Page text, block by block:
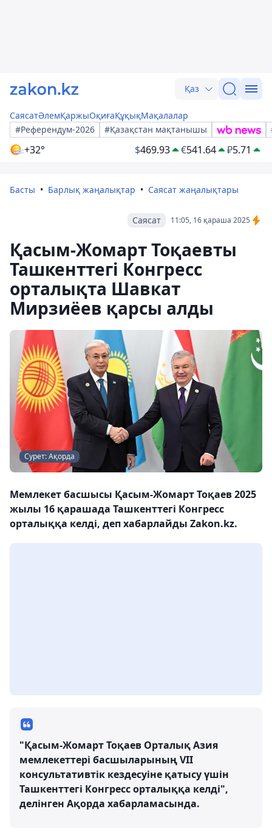
Қаз
СаясатӘлемҚаржыОқиғаҚұқықМақалалар
#Референдум-2026
#Қазақстан мақтанышы
+32° $469.93 €541.64 ₽5.71
Басты Барлық жаңалықтар Саясат жаңалықтары
11:05, 16 қараша 2025
Саясат
Қасым-Жомарт Тоқаевты
Ташкенттегі Конгресс
орталықта Шавкат
Мирзиёев қарсы алды
Сурет: Ақорда
Мемлекет басшысы Қасым-Жомарт Тоқаев 2025
жылы 16 қарашада Ташкенттегі Конгресс
орталыққа келді, деп хабарлайды Zakon.kz.
"Қасым-Жомарт Тоқаев Орталық Азия
мемлекеттері басшыларының VII
консультативтік кездесуіне қатысу үшін
Ташкенттегі Конгресс орталыққа келді",
делінген Ақорда хабарламасында.